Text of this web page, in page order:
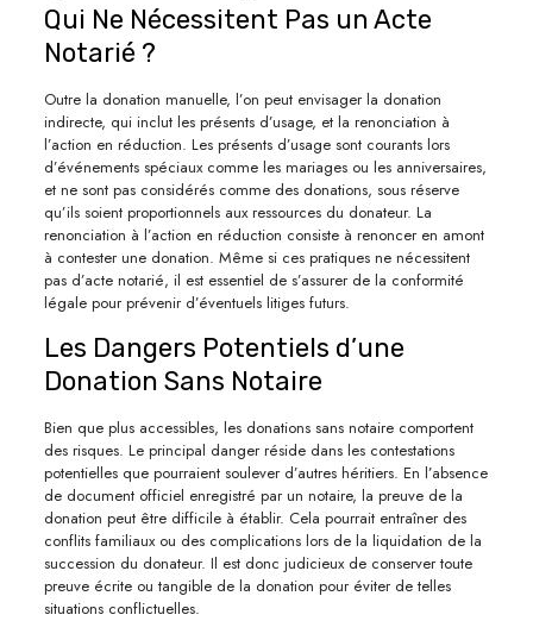
Qui Ne Nécessitent Pas un Acte
Notarié ?
Outre la donation manuelle, l’on peut envisager la donation
indirecte, qui inclut les présents d’usage, et la renonciation à
l’action en réduction. Les présents d’usage sont courants lors
d’événements spéciaux comme les mariages ou les anniversaires,
et ne sont pas considérés comme des donations, sous réserve
qu’ils soient proportionnels aux ressources du donateur. La
renonciation à l’action en réduction consiste à renoncer en amont
à contester une donation. Même si ces pratiques ne nécessitent
pas d’acte notarié, il est essentiel de s’assurer de la conformité
légale pour prévenir d’éventuels litiges futurs.
Les Dangers Potentiels d’une
Donation Sans Notaire
Bien que plus accessibles, les donations sans notaire comportent
des risques. Le principal danger réside dans les contestations
potentielles que pourraient soulever d’autres héritiers. En l’absence
de document officiel enregistré par un notaire, la preuve de la
donation peut être difficile à établir. Cela pourrait entraîner des
conflits familiaux ou des complications lors de la liquidation de la
succession du donateur. Il est donc judicieux de conserver toute
preuve écrite ou tangible de la donation pour éviter de telles
situations conflictuelles.